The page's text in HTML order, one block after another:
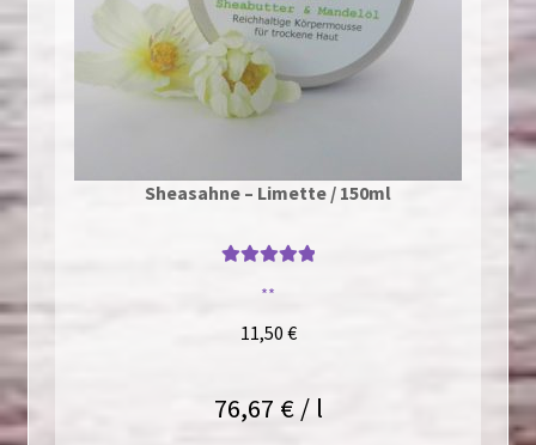
Sheasahne – Limette / 150ml
**
11,50 €
76,67 €/ l